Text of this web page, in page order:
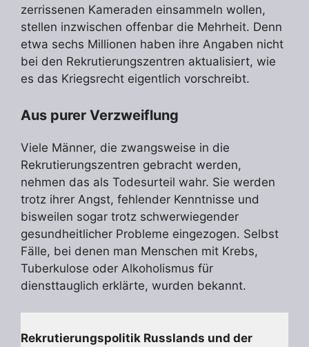
zerrissenen Kameraden einsammeln wollen,
stellen inzwischen offenbar die Mehrheit. Denn
etwa sechs Millionen haben ihre Angaben nicht
bei den Rekrutierungszentren aktualisiert, wie
es das Kriegsrecht eigentlich vorschreibt.
Aus purer Verzweiflung
Viele Männer, die zwangsweise in die
Rekrutierungszentren gebracht werden,
nehmen das als Todesurteil wahr. Sie werden
trotz ihrer Angst, fehlender Kenntnisse und
bisweilen sogar trotz schwerwiegender
gesundheitlicher Probleme eingezogen. Selbst
Fälle, bei denen man Menschen mit Krebs,
Tuberkulose oder Alkoholismus für
diensttauglich erklärte, wurden bekannt.
Rekrutierungspolitik Russlands und der